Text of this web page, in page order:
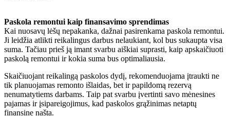
Paskola remontui kaip finansavimo sprendimas
Kai nuosavų lėšų nepakanka, dažnai pasirenkama paskola remontui.
Ji leidžia atlikti reikalingus darbus nelaukiant, kol bus sukaupta visa
suma. Tačiau prieš ją imant svarbu aiškiai suprasti, kaip apskaičiuoti
paskolą remontui ir kokia suma bus optimaliausia.
Skaičiuojant reikalingą paskolos dydį, rekomenduojama įtraukti ne
tik planuojamas remonto išlaidas, bet ir papildomą rezervą
nenumatytiems darbams. Taip pat svarbu įvertinti savo mėnesines
pajamas ir įsipareigojimus, kad paskolos grąžinimas netaptų
finansine našta.